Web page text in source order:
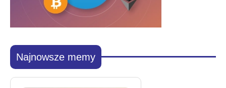
Najnowsze memy